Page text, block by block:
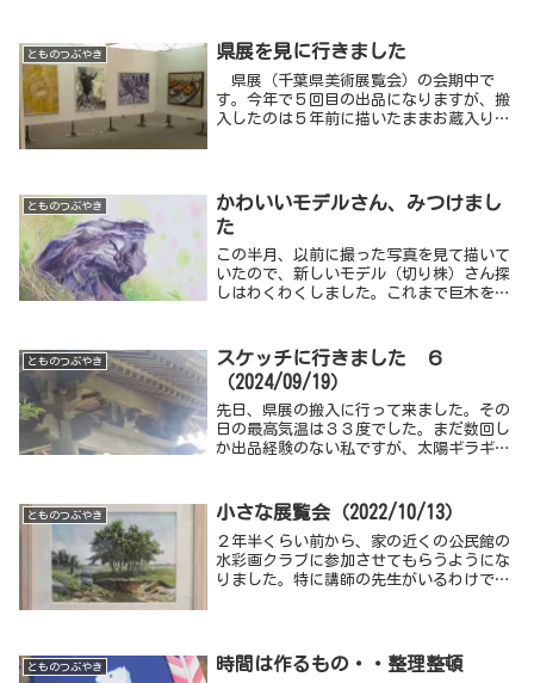
月、大きな画面でも何とかなりそうな気も
して来ました。（→チャレンジあるのみ
その１５）１１月も半ばになり、いよいよ
５０号を描き始めました。
とものつぶやき 県展を見に行きました
県展（千葉県美術展覧会）の会期中で
す。今年で５回目の出品になりますが、搬
入したのは５年前に描いたままお蔵入りに
して古い作品から順に出しています。
とものつぶやき
かわいいモデルさん、みつけまし
た
この半月、以前に撮った写真を見て描いて
いたので、新しいモデル（切り株）さん探
しはわくわくしました。これまで巨木を探
株を探して歩き回るのは初めてです。
とものつぶやき
スケッチに行きました ６
（2024/09/19）
先日、県展の搬入に行って来ました。その
日の最高気温は３３度でした。まだ数回し
か出品経験のない私ですが、太陽ギラギラ
ず、スケッチに行きたくてイライラしてい
た記憶があります。それでも多少は涼しく
なった１１日には４０分の戸外スケッチを
敢行しているので、今年は本当に異常な気
がします。真面目に地球の未来が心配で
とものつぶやき 小さな展覧会（2022/10/13）
２年半くらい前から、家の近くの公民館の
水彩画クラブに参加させてもらうようにな
りました。特に講師の先生がいるわけでは
挑戦してみようという気持ちになります。
とものつぶやき 時間は作るもの・・整理整頓